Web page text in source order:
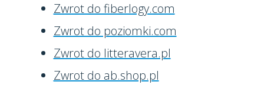
Zwrot do fiberlogy.com
Zwrot do poziomki.com
Zwrot do litteravera.pl
Zwrot do ab.shop.pl